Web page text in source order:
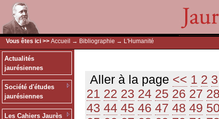
Vous êtes ici >> Accueil → Bibliographie → L'Humanité
Actualités
jaurésiennes
Société d'études
jaurésiennes
Les Cahiers Jaurès
Aller à la page << 1 2 3
21 22 23 24 25 26 27
43 44 45 46 47 48 49